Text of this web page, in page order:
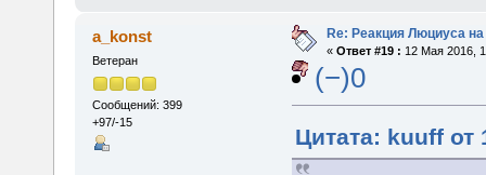
a_konst
Ветеран
Сообщений: 399
+97/-15
Re: Реакция Люциуса
« Ответ #19 : 12 Мая 2016,
(−)0
Цитата: kuuff от